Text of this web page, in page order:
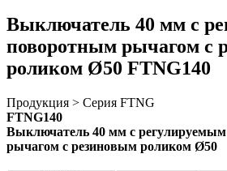
Выключатель 40 мм с
поворотным рычагом с
роликом Ø50 FTNG140
Продукция > Серия FTNG
FTNG140
Выключатель 40 мм с
рычагом с резиновым роликом Ø50